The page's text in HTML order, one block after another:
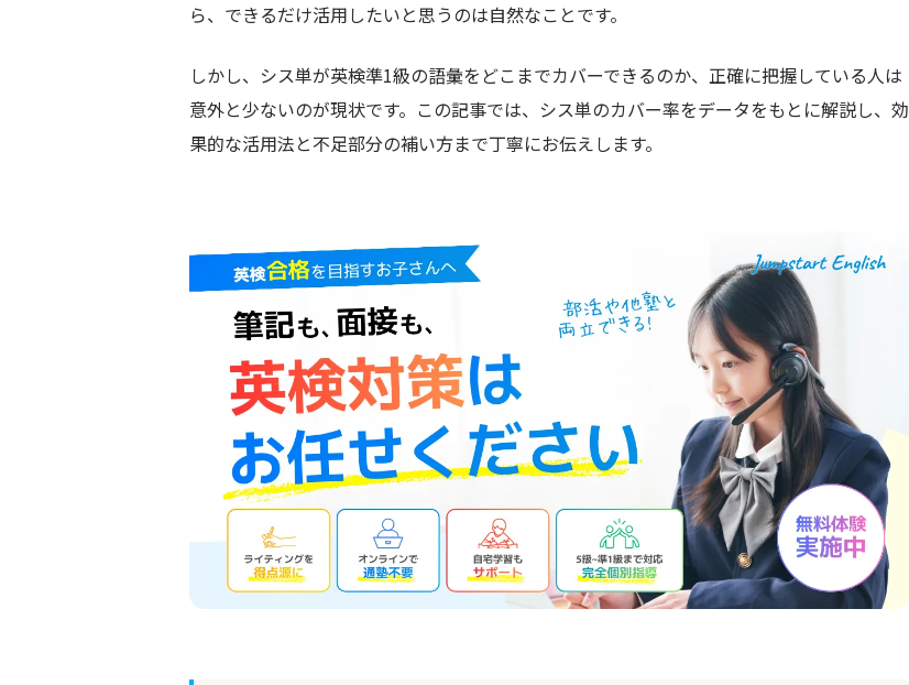
ら、できるだけ活用したいと思うのは自然なことです。
しかし、シス単が英検準1級の語彙をどこまでカバーできるのか、正確に把握している人は
意外と少ないのが現状です。この記事では、シス単のカバー率をデータをもとに解説し、効
果的な活用法と不足部分の補い方まで丁寧にお伝えします。